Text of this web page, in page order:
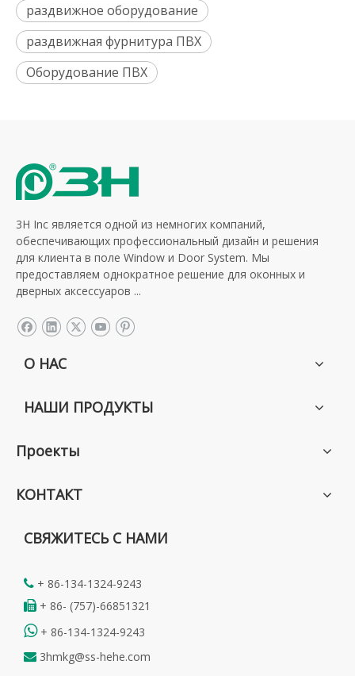
раздвижное оборудование
раздвижная фурнитура ПВХ
Оборудование ПВХ
3H Inc является одной из немногих компаний,
обеспечивающих профессиональный дизайн и решения
для клиента в поле Window и Door System. Мы
предоставляем однократное решение для оконных и
дверных аксессуаров ...
О НАС
НАШИ ПРОДУКТЫ
Проекты
КОНТАКТ
СВЯЖИТЕСЬ С НАМИ
 + 86-134-1324-9243
 + 86- (757)-66851321
 + 86-134-1324-9243
 3hmkg@ss-hehe.com